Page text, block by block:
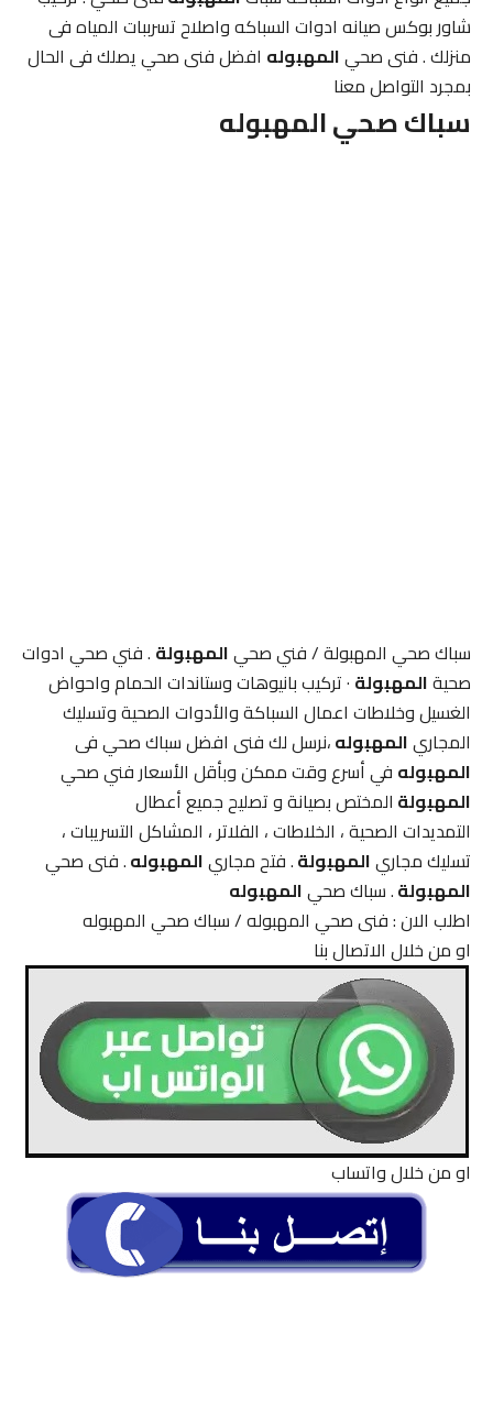
شاور بوكس صيانه ادوات السباكه واصلاح تسرببات المياه فى
منزلك . فنى صحيالمهبولهافضل فنى صحي يصلك فى الحال
بمجرد التواصل معنا
سباك صحي المهبوله
سباك صحي المهبولة / فني صحيالمهبولة. فني صحي ادوات
صحيةالمهبولة· تركيب بانيوهات وستاندات الحمام واحواض
الغسيل وخلاطات اعمال السباكة والأدوات الصحية وتسليك
المجاريالمهبوله،نرسل لك فنى افضل سباك صحي فى
المهبولهفي أسرع وقت ممكن وبأقل الأسعار فني صحي
المهبولةالمختص بصيانة و تصليح جميع أعطال
التمديدات الصحية ، الخلاطات ، الفلاتر ، المشاكل التسريبات ،
تسليك مجاريالمهبولة. فتح مجاريالمهبوله. فنى صحي
المهبولة. سباك صحيالمهبوله
اطلب الان : فنى صحي المهبوله / سباك صحي المهبوله
او من خلال الاتصال بنا
او من خلال واتساب